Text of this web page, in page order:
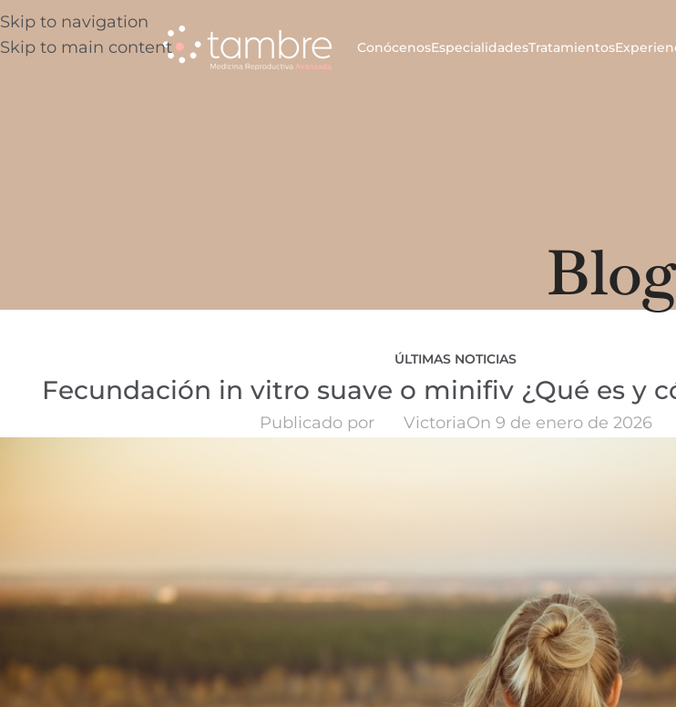
Skip to navigation
Skip to main content
ConócenosEspecialidadesTratamientos
ÚLTIMAS NOTICIAS
Fecundación in vitro suave o minifiv ¿Qué es y
Publicado por VictoriaOn 9 de enero de 2026